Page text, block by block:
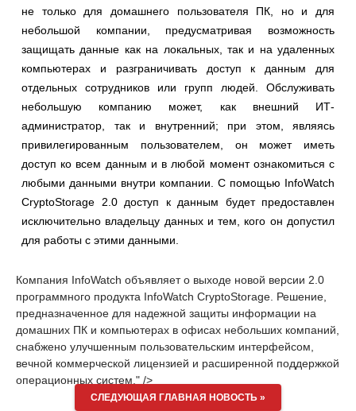
не только для домашнего пользователя ПК, но и для
небольшой компании, предусматривая возможность
защищать данные как на локальных, так и на удаленных
компьютерах и разграничивать доступ к данным для
отдельных сотрудников или групп людей. Обслуживать
небольшую компанию может, как внешний ИТ-
администратор, так и внутренний; при этом, являясь
привилегированным пользователем, он может иметь
доступ ко всем данным и в любой момент ознакомиться с
любыми данными внутри компании. С помощью InfoWatch
CryptoStorage 2.0 доступ к данным будет предоставлен
исключительно владельцу данных и тем, кого он допустил
для работы с этими данными.
Компания InfoWatch объявляет о выходе новой версии 2.0
программного продукта InfoWatch CryptoStorage. Решение,
предназначенное для надежной защиты информации на
домашних ПК и компьютерах в офисах небольших компаний,
снабжено улучшенным пользовательским интерфейсом,
вечной коммерческой лицензией и расширенной поддержкой
операционных систем." />
СЛЕДУЮЩАЯ ГЛАВНАЯ НОВОСТЬ »